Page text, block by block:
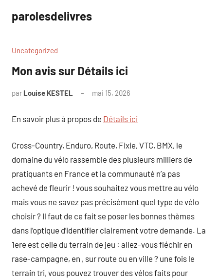
contenu
parolesdelivres
Uncategorized
Mon avis sur Détails ici
par Louise KESTEL mai 15, 2026
En savoir plus à propos de Détails ici
Cross-Country, Enduro, Route, Fixie, VTC, BMX, le
domaine du vélo rassemble des plusieurs milliers de
pratiquants en France et la communauté n’a pas
achevé de fleurir ! vous souhaitez vous mettre au vélo
mais vous ne savez pas précisément quel type de vélo
choisir ? Il faut de ce fait se poser les bonnes thèmes
dans l’optique d’identifier clairement votre demande. La
1ere est celle du terrain de jeu : allez-vous fléchir en
rase-campagne, en , sur route ou en ville ? une fois le
terrain tri, vous pouvez trouver des vélos faits pour